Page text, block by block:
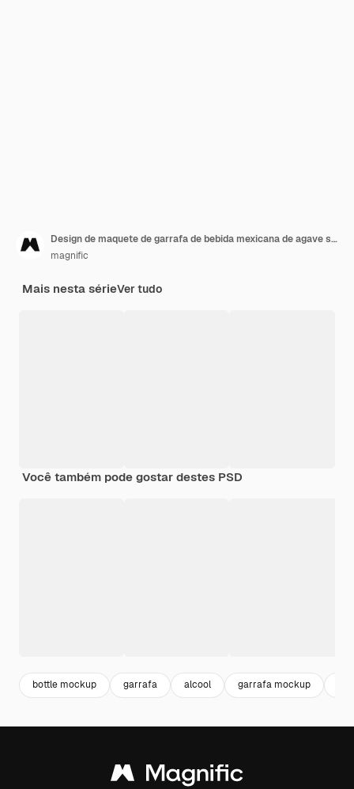
Design de maquete de garrafa de bebida mexicana de agave sotol
magnific
Mais nesta sérieVer tudo
Você também pode gostar destes PSD
bottle mockup garrafa alcool garrafa mockup